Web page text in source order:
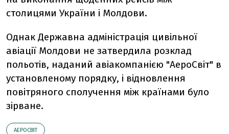
столицями України і Молдови.
Однак Державна адміністрація цивільної
авіації Молдови не затвердила розклад
польотів, наданий авіакомпанією "АероСвіт" в
установленому порядку, і відновлення
повітряного сполучення між країнами було
зірване.
АЕРОСВІТ